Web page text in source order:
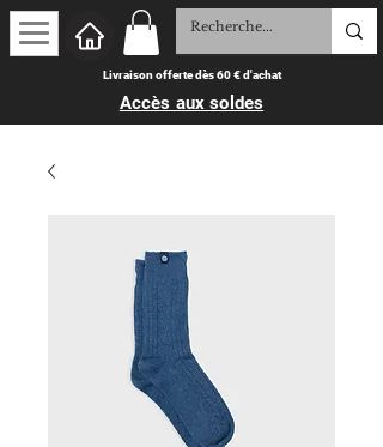
Livraison offerte dès 60 € d'achat
Accès aux soldes